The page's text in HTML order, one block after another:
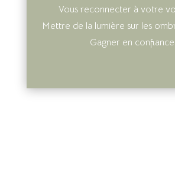
Vous reconnecter à votre
Mettre de la lumière sur les
Gagner en confiance